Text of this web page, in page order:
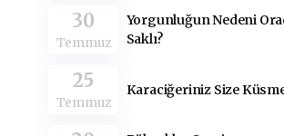
30
Temmuz
Yorgunluğun Nedeni
Saklı?
25
Temmuz
Karaciğeriniz Size